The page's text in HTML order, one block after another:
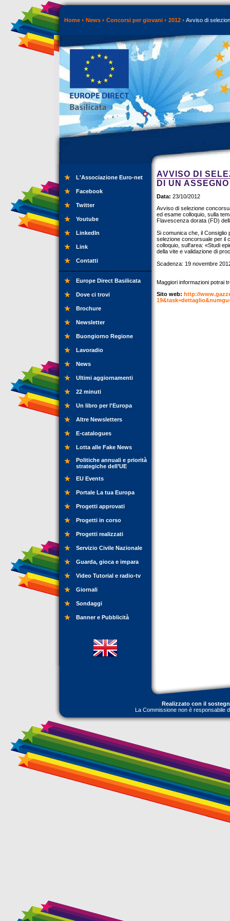
Home News Concorsi per giovani 2012 Avviso di
L'Associazione Euro-net
Facebook
Twitter
Youtube
LinkedIn
Link
Contatti
Europe Direct Basilicata
Dove ci trovi
Brochure
Newsletter
Buongiorno Regione
Lavoradio
News
Ultimi aggiornamenti
22 minuti
Un libro per l'Europa
Altre Newsletters
E-catalogues
Lotta alle Fake News
Politiche annuali e priorità
strategiche dell’UE
EU Events
Portale La tua Europa
Progetti approvati
Progetti in corso
Progetti realizzati
Servizio Civile Nazionale
Guarda, gioca e impara
Video Tutorial e radio-tv
Giornali
Sondaggi
Banner e Pubblicità
AVVISO DI
DI UN
Data: 23/10/2012
Avviso di selezione
ed esame colloquio, sulla
Flavescenza dorata (FD)
Si comunica che, il
selezione concorsuale per il
colloquio, sull'area: «Studi
della vite e validazione di
Scadenza: 19 novembre
Maggiori informazioni potrai
Sito web: http://
Realizzato con il
La Commissione non è responsabile